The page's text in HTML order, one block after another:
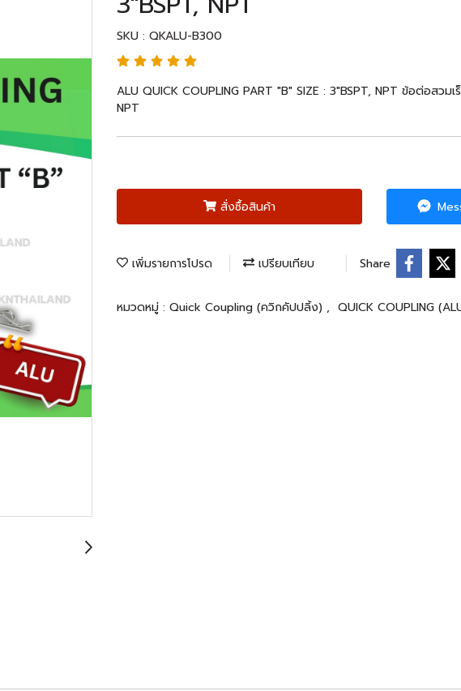
SKU : QKALU-B300
ALU QUICK COUPLING PART "B" SIZE : 3"BSPT, NPT ข้อต่อสวม
NPT
สั่งซื้อสินค้า
เพิ่มรายการโปรด เปรียบเทียบ Share
หมวดหมู่ : Quick Coupling (ควิกคัปปลิ้ง) , QUICK COUPLING